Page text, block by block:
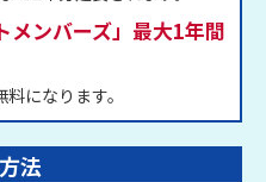
ンバーズ」 最大1年間
になります。
法